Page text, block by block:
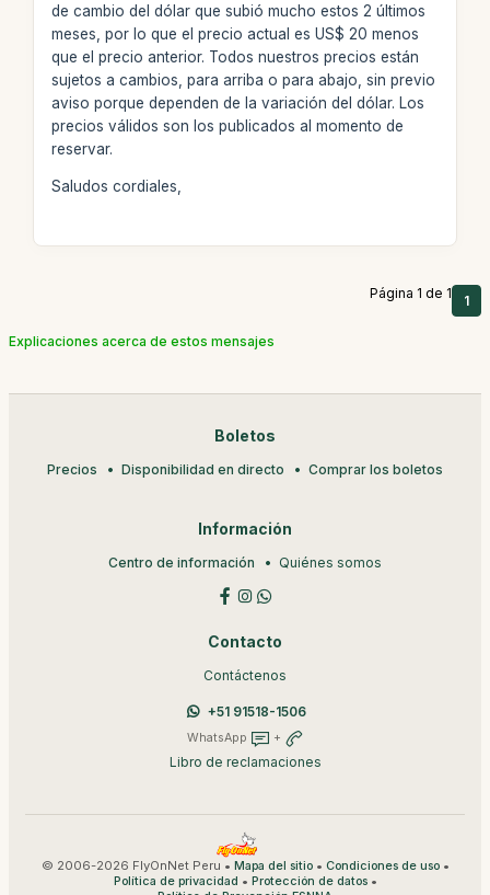
de cambio del dólar que subió mucho estos 2 últimos
meses, por lo que el precio actual es US$ 20 menos
que el precio anterior. Todos nuestros precios están
sujetos a cambios, para arriba o para abajo, sin previo
aviso porque dependen de la variación del dólar. Los
precios válidos son los publicados al momento de
reservar.
Saludos cordiales,
Página 1 de 1 1
Explicaciones acerca de estos mensajes
Boletos
Precios Disponibilidad en directo Comprar los boletos
Información
Centro de información Quiénes somos
Contacto
Contáctenos
+51 91518-1506
WhatsApp +
Libro de reclamaciones
© 2006-2026 FlyOnNet Peru • Mapa del sitio• Condiciones de uso•
Política de privacidad • Protección de datos•